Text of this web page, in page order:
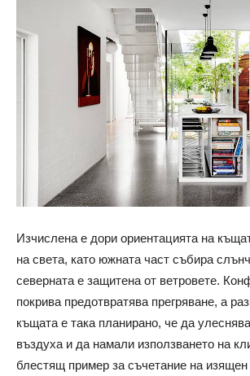
Изчислена е дори ориентацията на
на света, като южната част събира
северната е защитена от ветровете.
покрива предотвратява прегряване, а
къщата е така планирано, че да
въздуха и да намали използването на
блестящ пример за съчетание на изящен